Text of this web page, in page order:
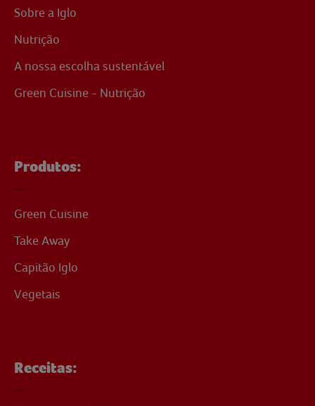
Sobre a Iglo
Nutrição
A nossa escolha sustentável
Green Cuisine - Nutrição
Produtos:
Green Cuisine
Take Away
Capitão Iglo
Vegetais
Receitas: